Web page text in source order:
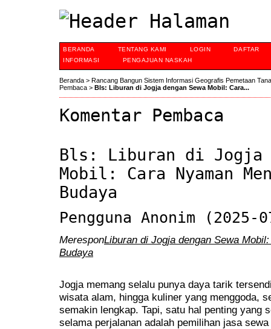
BERANDA TENTANG KAMI LOGIN
DAFTAR
INFORMASI
PENGAJUAN NASKAH
Beranda > Rancang Bangun Sistem Informasi Geografis Pemetaan
Pembaca > Bls: Liburan di Jogja dengan Sewa Mobil: Cara...
Komentar Pembaca
Bls: Liburan di Jogja
Mobil: Cara Nyaman
Budaya
Pengguna Anonim (2025-
MeresponLiburan di Jogja dengan Sewa
Budaya
Jogja memang selalu punya daya tarik
wisata alam, hingga kuliner yang menggoda,
semakin lengkap. Tapi, satu hal penting yang
selama perjalanan adalah pemilihan jasa